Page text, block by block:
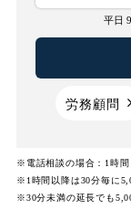
平日
労務顧問
※電話相談の場合：1時間
※1時間以降は30分毎に
※30分未満の延長でも